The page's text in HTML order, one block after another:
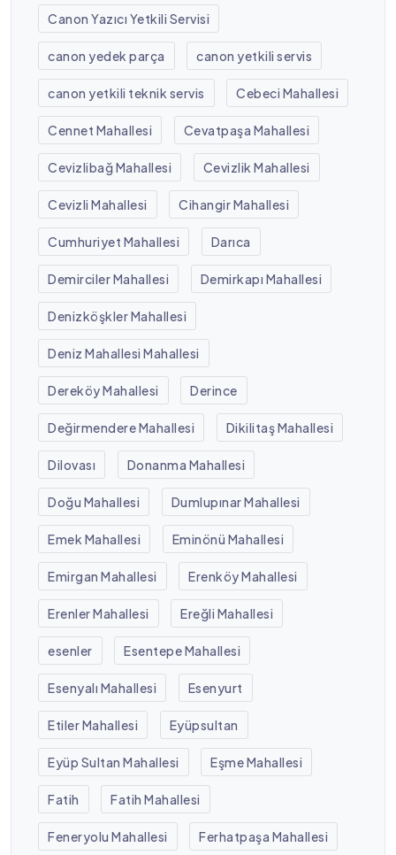
Canon Yazıcı Yetkili Servisi
canon yedek parça canon yetkili servis
canon yetkili teknik servis Cebeci Mahallesi
Cennet Mahallesi Cevatpaşa Mahallesi
Cevizlibağ Mahallesi Cevizlik Mahallesi
Cevizli Mahallesi Cihangir Mahallesi
Cumhuriyet Mahallesi Darıca
Demirciler Mahallesi Demirkapı Mahallesi
Denizköşkler Mahallesi
Deniz Mahallesi Mahallesi
Dereköy Mahallesi Derince
Değirmendere Mahallesi Dikilitaş Mahallesi
Dilovası Donanma Mahallesi
Doğu Mahallesi Dumlupınar Mahallesi
Emek Mahallesi Eminönü Mahallesi
Emirgan Mahallesi Erenköy Mahallesi
Erenler Mahallesi Ereğli Mahallesi
esenler Esentepe Mahallesi
Esenyalı Mahallesi Esenyurt
Etiler Mahallesi Eyüpsultan
Eyüp Sultan Mahallesi Eşme Mahallesi
Fatih Fatih Mahallesi
Feneryolu Mahallesi Ferhatpaşa Mahallesi